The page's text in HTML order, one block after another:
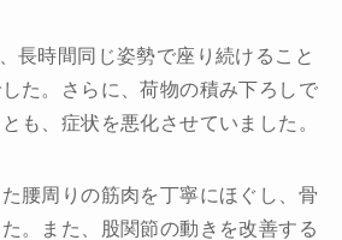
長時間同じ姿勢で座り続けること
た。さらに、荷物の積み下ろしで
も、症状を悪化させていました。
腰周りの筋肉を丁寧にほぐし、骨
。また、股関節の動きを改善する